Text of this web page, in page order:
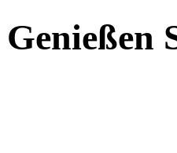
Genießen